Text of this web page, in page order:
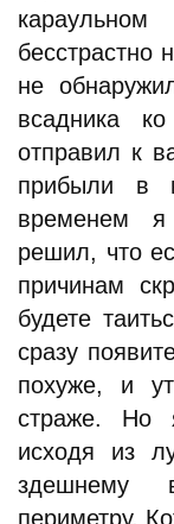
бесстрастно
не
всадника
отправил к
прибыли в
временем
решил, что
причинам
будете
сразу
похуже, и
страже. Но
исходя из
здешнему
периметру.